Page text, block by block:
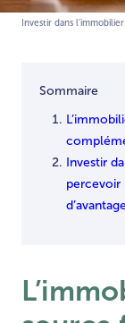
Investir dans
Sommaire
Investir
percevoir